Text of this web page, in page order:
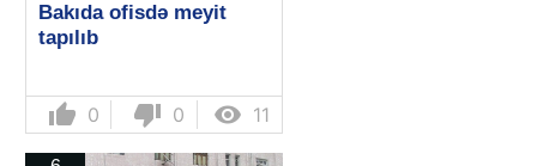
Bakıda ofisdə meyit
tapılıb
thumb_up 0 thumb_down 0  11